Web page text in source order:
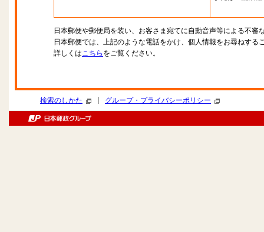
日本郵便や郵便局を装い、お客さま宛てに自動音声等による不審
日本郵便では、上記のような電話をかけ、個人情報をお尋ねする
詳しくはこちら をご覧ください。
検索のしかた グループ・プライバシーポリシー